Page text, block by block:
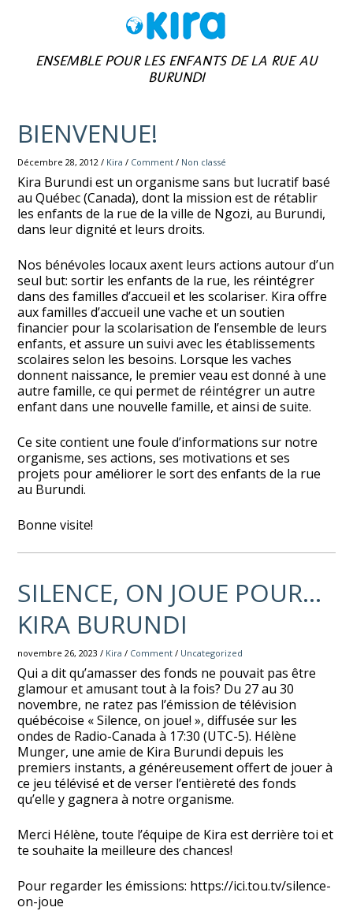
ENSEMBLE POUR LES ENFANTS DE LA RUE AU
BURUNDI
BIENVENUE!
Décembre 28, 2012 / Kira / Comment / Non classé
Kira Burundi est un organisme sans but lucratif basé
au Québec (Canada), dont la mission est de rétablir
les enfants de la rue de la ville de Ngozi, au Burundi,
dans leur dignité et leurs droits.
Nos bénévoles locaux axent leurs actions autour d’un
seul but: sortir les enfants de la rue, les réintégrer
dans des familles d’accueil et les scolariser. Kira offre
aux familles d’accueil une vache et un soutien
financier pour la scolarisation de l’ensemble de leurs
enfants, et assure un suivi avec les établissements
scolaires selon les besoins. Lorsque les vaches
donnent naissance, le premier veau est donné à une
autre famille, ce qui permet de réintégrer un autre
enfant dans une nouvelle famille, et ainsi de suite.
Ce site contient une foule d’informations sur notre
organisme, ses actions, ses motivations et ses
projets pour améliorer le sort des enfants de la rue
au Burundi.
Bonne visite!
SILENCE, ON JOUE POUR…
KIRA BURUNDI
novembre 26, 2023 / Kira / Comment / Uncategorized
Qui a dit qu’amasser des fonds ne pouvait pas être
glamour et amusant tout à la fois? Du 27 au 30
novembre, ne ratez pas l’émission de télévision
québécoise « Silence, on joue! », diffusée sur les
ondes de Radio-Canada à 17:30 (UTC-5). Hélène
Munger, une amie de Kira Burundi depuis les
premiers instants, a généreusement offert de jouer à
ce jeu télévisé et de verser l’entièreté des fonds
qu’elle y gagnera à notre organisme.
Merci Hélène, toute l’équipe de Kira est derrière toi et
te souhaite la meilleure des chances!
Pour regarder les émissions: https://ici.tou.tv/silence-
on-joue